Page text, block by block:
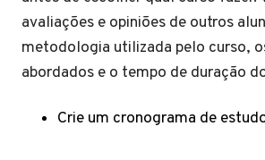
avaliações e opiniões de outros
metodologia utilizada pelo curso,
abordados e o tempo de duração
Crie um cronograma de